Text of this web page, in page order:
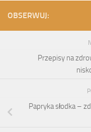
OBSERWUJ:
Przepisy na
Papryka słodka –